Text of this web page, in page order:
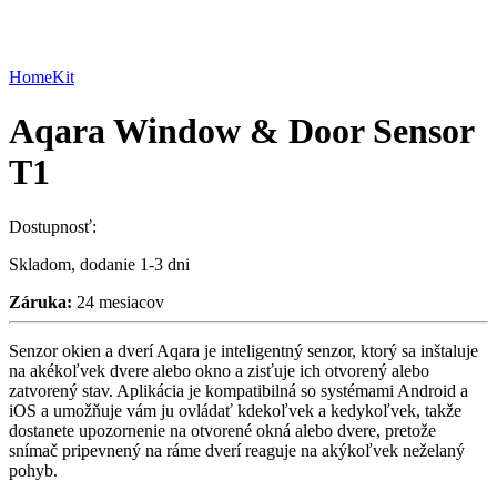
HomeKit
Aqara Window & Door Sensor
T1
Dostupnosť:
Skladom, dodanie 1-3 dni
Záruka: 24 mesiacov
Senzor okien a dverí Aqara je inteligentný senzor, ktorý sa inštaluje
na akékoľvek dvere alebo okno a zisťuje ich otvorený alebo
zatvorený stav. Aplikácia je kompatibilná so systémami Android a
iOS a umožňuje vám ju ovládať kdekoľvek a kedykoľvek, takže
dostanete upozornenie na otvorené okná alebo dvere, pretože
snímač pripevnený na ráme dverí reaguje na akýkoľvek neželaný
pohyb.